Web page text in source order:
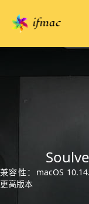
兼容性：macOS
更高版本